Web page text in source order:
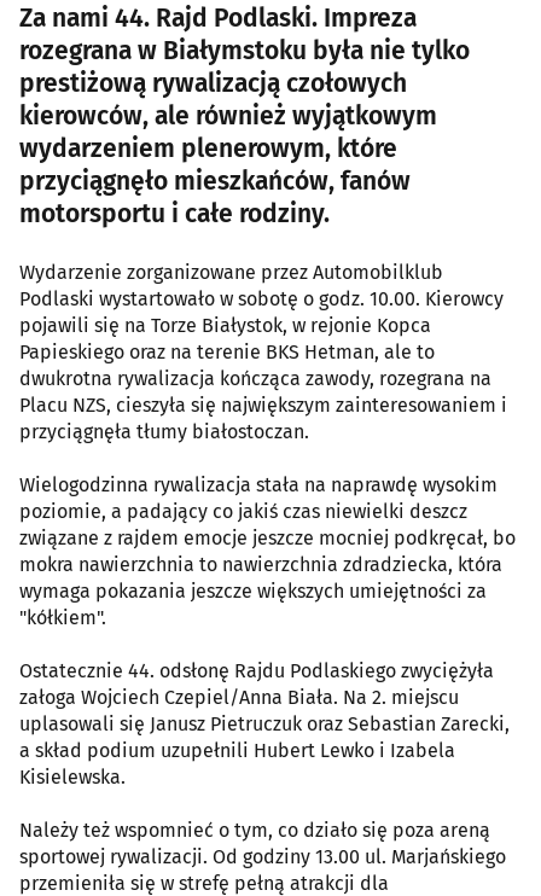
Za nami 44. Rajd Podlaski. Impreza
rozegrana w Białymstoku była nie tylko
prestiżową rywalizacją czołowych
kierowców, ale również wyjątkowym
wydarzeniem plenerowym, które
przyciągnęło mieszkańców, fanów
motorsportu i całe rodziny.
Wydarzenie zorganizowane przez Automobilklub
Podlaski wystartowało w sobotę o godz. 10.00. Kierowcy
pojawili się na Torze Białystok, w rejonie Kopca
Papieskiego oraz na terenie BKS Hetman, ale to
dwukrotna rywalizacja kończąca zawody, rozegrana na
Placu NZS, cieszyła się największym zainteresowaniem i
przyciągnęła tłumy białostoczan.
Wielogodzinna rywalizacja stała na naprawdę wysokim
poziomie, a padający co jakiś czas niewielki deszcz
związane z rajdem emocje jeszcze mocniej podkręcał, bo
mokra nawierzchnia to nawierzchnia zdradziecka, która
wymaga pokazania jeszcze większych umiejętności za
"kółkiem".
Ostatecznie 44. odsłonę Rajdu Podlaskiego zwyciężyła
załoga Wojciech Czepiel/Anna Biała. Na 2. miejscu
uplasowali się Janusz Pietruczuk oraz Sebastian Zarecki,
a skład podium uzupełnili Hubert Lewko i Izabela
Kisielewska.
Należy też wspomnieć o tym, co działo się poza areną
sportowej rywalizacji. Od godziny 13.00 ul. Marjańskiego
przemieniła się w strefę pełną atrakcji dla